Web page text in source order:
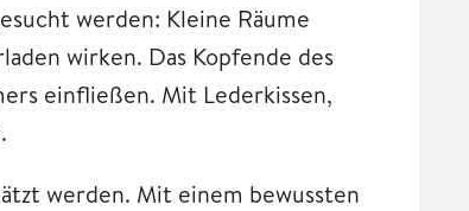
werden: Kleine Räume
wirken. Das Kopfende des
einfließen. Mit Lederkissen,
werden. Mit einem bewussten